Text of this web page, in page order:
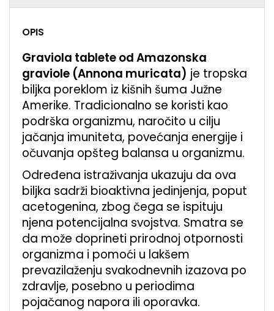
OPIS
Graviola tablete od Amazonska
graviole (Annona muricata) je tropska
biljka poreklom iz kišnih šuma Južne
Amerike. Tradicionalno se koristi kao
podrška organizmu, naročito u cilju
jačanja imuniteta, povećanja energije i
očuvanja opšteg balansa u organizmu.
Određena istraživanja ukazuju da ova
biljka sadrži bioaktivna jedinjenja, poput
acetogenina, zbog čega se ispituju
njena potencijalna svojstva. Smatra se
da može doprineti prirodnoj otpornosti
organizma i pomoći u lakšem
prevazilaženju svakodnevnih izazova po
zdravlje, posebno u periodima
pojačanog napora ili oporavka.